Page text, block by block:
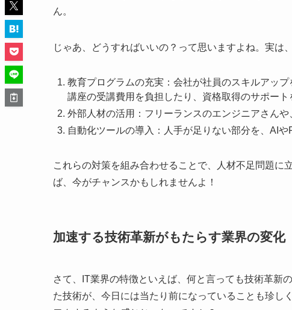
ん。
じゃあ、どうすればいいの？って思いますよね。実は
教育プログラムの充実：会社が社員のスキルアッ
講座の受講費用を負担したり、資格取得のサポート
外部人材の活用：フリーランスのエンジニアさん
自動化ツールの導入：人手が足りない部分を、AI
これらの対策を組み合わせることで、人材不足問題に
ば、今がチャンスかもしれませんよ！
加速する技術革新がもたらす業界の変化
さて、IT業界の特徴といえば、何と言っても技術革新
た技術が、今日には当たり前になっていることも珍し